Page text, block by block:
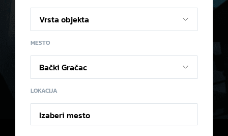
MESTO
LOKACIJA
Izaberi mesto